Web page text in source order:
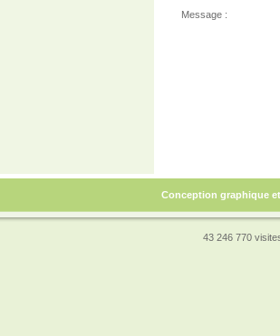
Message :
Conception graphique
43 246 770